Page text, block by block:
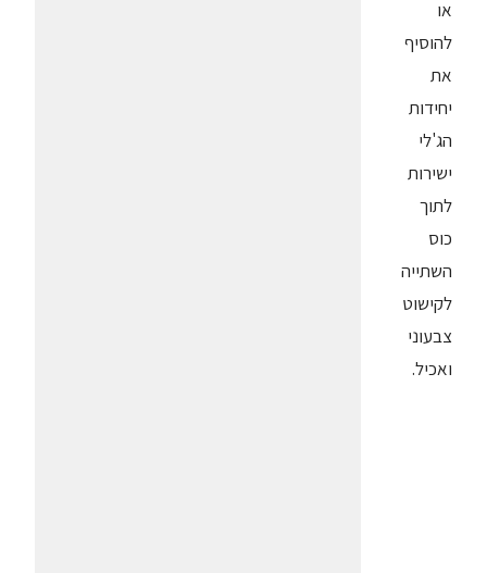
או
להוסיף
את
יחידות
הג'לי
ישירות
לתוך
כוס
השתייה
לקישוט
צבעוני
ואכיל.